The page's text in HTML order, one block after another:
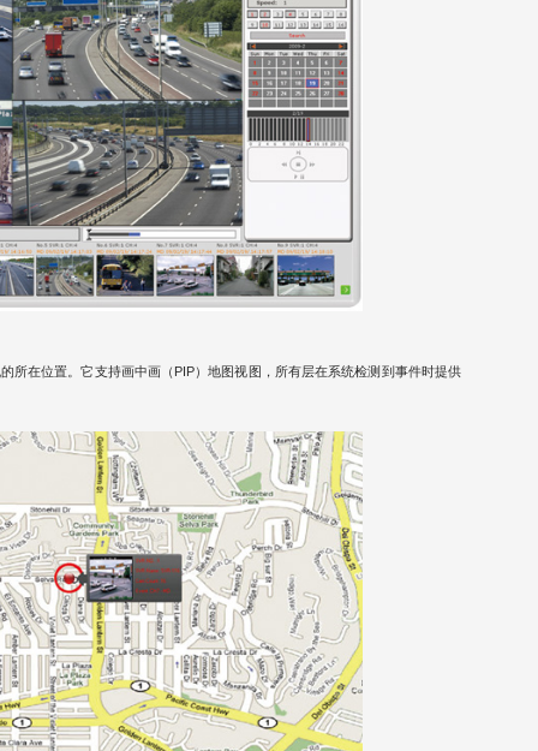
所在位置。它支持画中画（PIP）地图视图，所有层在系统检测到事件时提供